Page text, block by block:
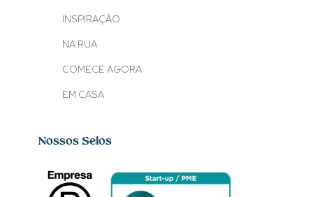
INSPIRAÇÃO
NA RUA
COMECE AGORA
EM CASA
Nossos Selos